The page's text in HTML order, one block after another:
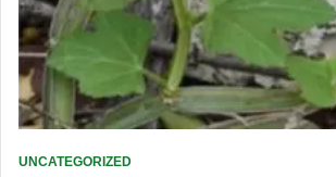
UNCATEGORIZED